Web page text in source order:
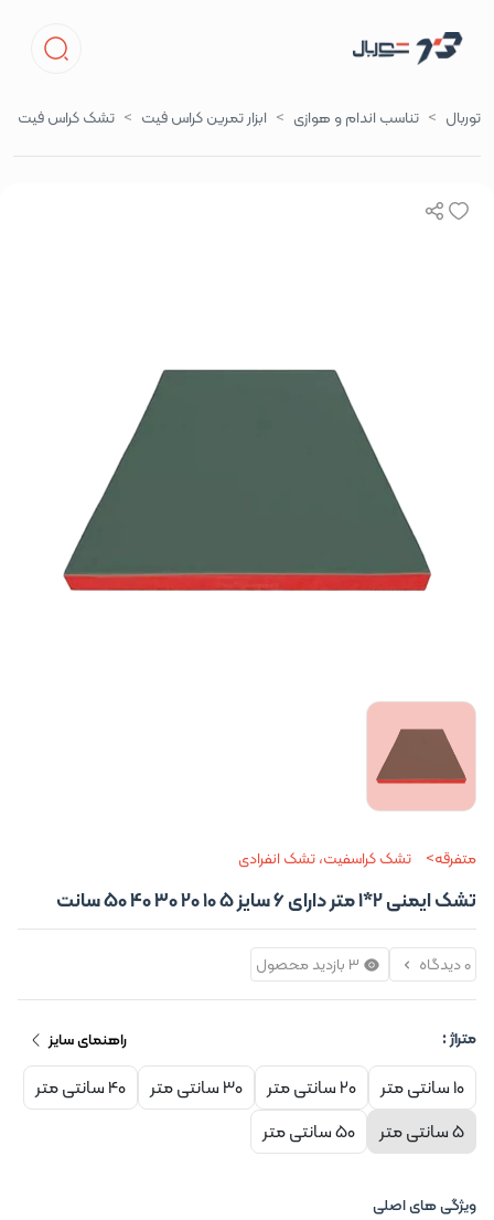
توربال تناسب اندام و هوازی ابزار تمرین کراس فیت تشک کراس فیت
متفرقه تشک کراسفیت، تشک انفرادی
تشک ایمنی 2*1 متر دارای 6 سایز 5 10 20 30 40 50 سانت
0 دیدگاه 3 بازدید محصول
متراژ : راهنمای سایز
10 سانتی متر 20 سانتی متر 30 سانتی متر
40 سانتی متر
5 سانتی متر
50 سانتی متر
ویژگی های اصلی